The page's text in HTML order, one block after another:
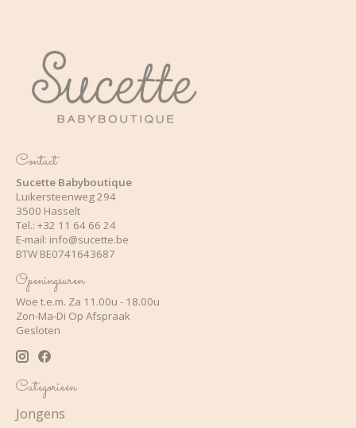
Contact
Sucette Babyboutique
Luikersteenweg 294
3500 Hasselt
Tel.: +32 11 64 66 24
E-mail: info@sucette.be
BTW BE0741643687
Openingsuren
Woe t.e.m. Za 11.00u - 18.00u
Zon-Ma-Di Op Afspraak
Gesloten
Categorieën
Jongens